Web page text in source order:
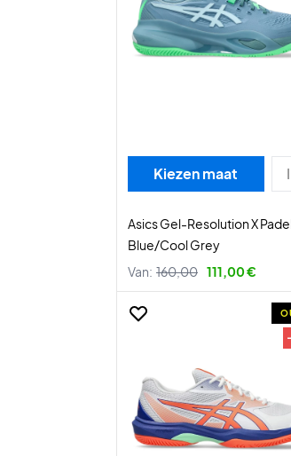
Kiezen maat
Asics Gel-Resolution X
Blue/Cool Grey
Van: 160,00 111,00 €